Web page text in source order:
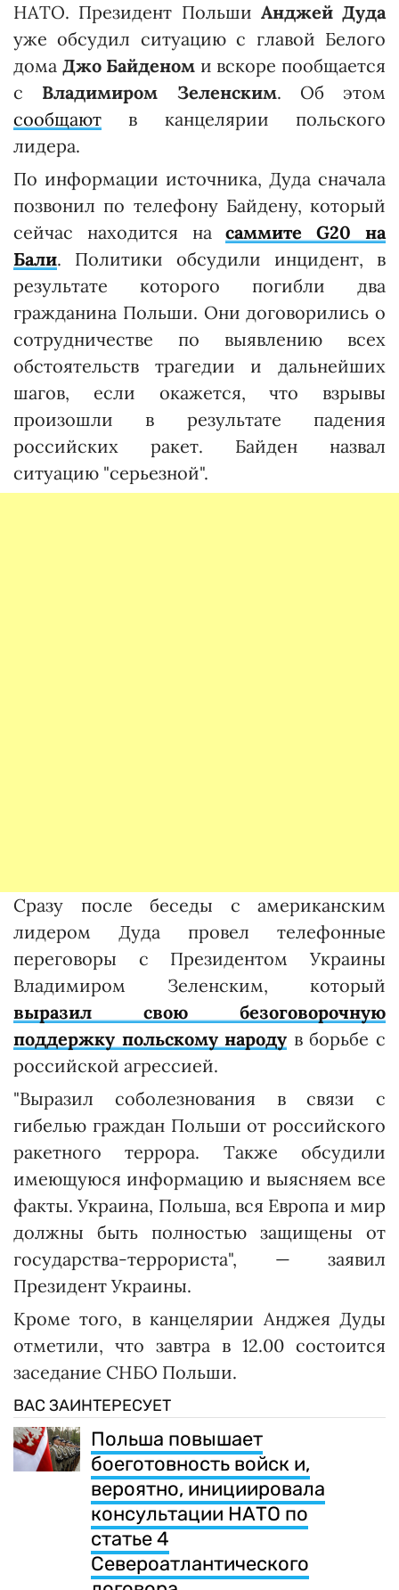
НАТО. Президент Польши Анджей Дуда
уже обсудил ситуацию с главой Белого
дома Джо Байденом и вскоре пообщается
с Владимиром Зеленским. Об этом
сообщают в канцелярии польского
лидера.
По информации источника, Дуда сначала
позвонил по телефону Байдену, который
сейчас находится насаммите G20 на
Бали. Политики обсудили инцидент, в
результате которого погибли два
гражданина Польши. Они договорились о
сотрудничестве по выявлению всех
обстоятельств трагедии и дальнейших
шагов, если окажется, что взрывы
произошли в результате падения
российских ракет. Байден назвал
ситуацию "серьезной".
Сразу после беседы с американским
лидером Дуда провел телефонные
переговоры с Президентом Украины
Владимиром Зеленским, который
выразил свою безоговорочную
поддержку польскому народу в борьбе с
российской агрессией.
"Выразил соболезнования в связи с
гибелью граждан Польши от российского
ракетного террора. Также обсудили
имеющуюся информацию и выясняем все
факты. Украина, Польша, вся Европа и мир
должны быть полностью защищены от
государства-террориста", — заявил
Президент Украины.
Кроме того, в канцелярии Анджея Дуды
отметили, что завтра в 12.00 состоится
заседание СНБО Польши.
ВАС ЗАИНТЕРЕСУЕТ
Польша повышает
боеготовность войск и,
вероятно, инициировала
консультации НАТО по
статье 4
Североатлантического